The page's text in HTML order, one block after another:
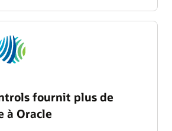
fournit plus de
à Oracle